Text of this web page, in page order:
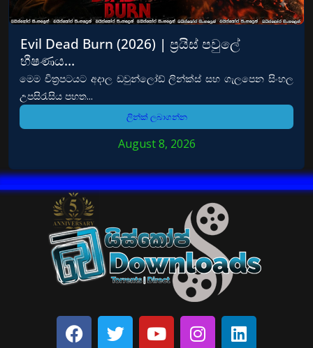
Evil Dead Burn (2026) | ප්‍රයිස් පවුලේ
භීෂණය…
මෙම චිත්‍රපටයට අදාල ඩවුන්ලෝඩ් ලින්ක්ස් සහ ගැලපෙන සිංහල
උපසිරැසිය පහත...
ලින්ක් ලබාගන්න
August 8, 2026